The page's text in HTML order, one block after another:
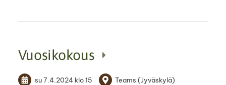
Vuosikokous
su 7.4.2024 klo 15 Teams (Jyväskylä)